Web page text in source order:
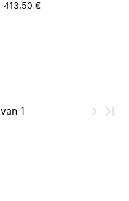
413,50 €
van 1